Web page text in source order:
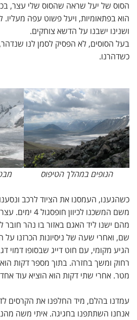
הסוס של יעל שראה שהסוס שלי עצר,
הוא בפתאומיות, ויעל פשוט עפה
ושנינו ישבנו על הדשא צוחקים.
בעל הסוסים, לא הפסיק לסמן לנו שנדהר,
כשדהרנו.
הנופים במהלך הטיפוס
כשהגענו, העמסנו את הציוד לרכב ונסענו
משם המשכנו
מהם ישנו ליד האגם באזור בו נהר חובר
שם, ואחרי שעה של ניסיונות הכרזנו על
הגיע מקומי, עם חוט דייג שבסופו דמוי
רחוק ומשך בחזרה. בתוך מספר דקות
מטר. אחרי שתי דקות הוא הוציא עוד
עמדנו בהלם, מיד החלפנו את הקרסים
אנחנו השתתפנו בחגיגה. איתי משה